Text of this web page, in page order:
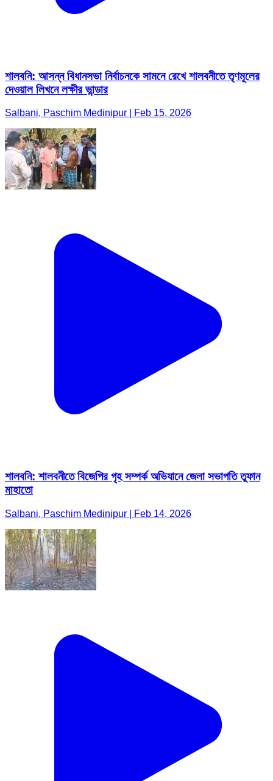
শালবনি: আসন্ন বিধানসভা নির্বাচনকে সামনে রেখে শালবনীতে তৃণমূলের
দেওয়াল লিখনে লক্ষীর ভান্ডার
Salbani, Paschim Medinipur | Feb 15, 2026
শালবনি: শালবনীতে বিজেপির গৃহ সম্পর্ক অভিযানে জেলা সভাপতি তুফান
মাহাতো
Salbani, Paschim Medinipur | Feb 14, 2026